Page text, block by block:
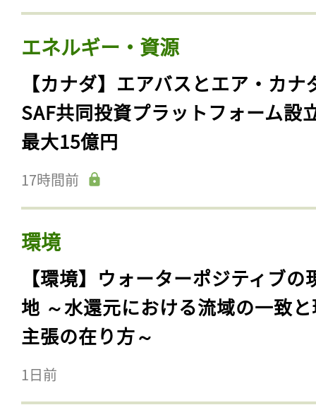
エネルギー・資源
【カナダ】エアバスとエア・カナ
SAF共同投資プラットフォーム設
最大15億円
17時間前
環境
【環境】ウォーターポジティブの
地 ～水還元における流域の一致
主張の在り方～
1日前